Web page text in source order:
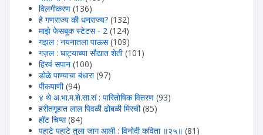
विलगीकरण (136)
हे गणराज्य की धनराज्य? (132)
माझे फेसबूक स्टेटस - 2 (124)
गझल : नयनातला पाऊस (109)
गज़ल : घाट्याच्या सौद्यात शेती (101)
हिरवंं सपान (100)
डोळे पाण्याचा बंधारा (97)
पीकपाणी (94)
४ थे अ.भा.म.शे.सा.सं : पारितोषिक वितरण (93)
हरीतगृहात लाल पिवळी ढोबळी मिरची (85)
हॉट चिप्स (84)
पहाटे पहाटे तुला जाग आली : विनोदी कविता ॥२५॥ (81)